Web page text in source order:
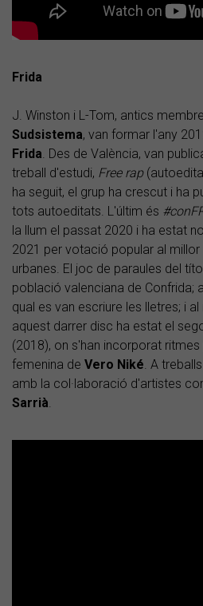
Frida
J. Winston i L-Tom, antics
Sudsistema, van formar l'any
Frida . Des de València, van
treball d'estudi, Free rap
ha seguit, el grup ha crescut i ha
tots autoeditats. L'últim és
la llum el passat 2020 i ha estat
2021 per votació popular al millor
urbanes. El joc de paraules del
població valenciana de Confrida;
qual es van escriure les lletres; i
aquest darrer disc ha estat el
(2018), on s'han incorporat
femenina de Vero Niké . A
amb la col·laboració d'artistes
Sarrià